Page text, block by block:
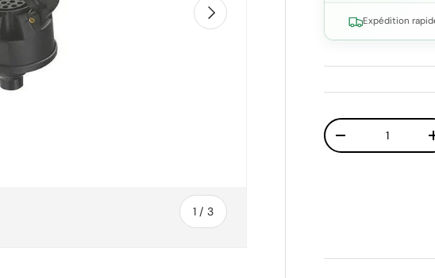
1 /de
3
Suivant
Expédition
Qté
Diminuer la